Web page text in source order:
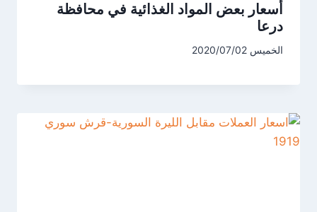
أسعار بعض المواد الغذائية في محافظة
درعا
الخميس 2020/07/02